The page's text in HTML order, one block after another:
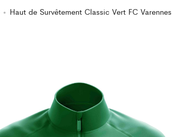
Haut de Survêtement Classic Vert FC Varennes